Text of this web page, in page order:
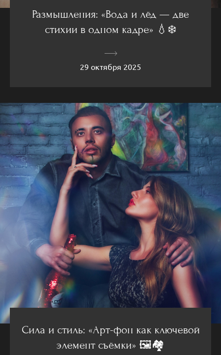
Размышления: «Вода и лёд — две
стихии в одном кадре» 💧❄️
29 октября 2025
Сила и стиль: «Арт-фон как ключевой
элемент съёмки» 🖼️🏘️